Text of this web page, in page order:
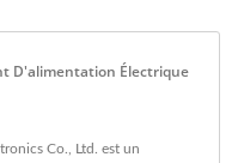
D'alimentation Électrique
Co., Ltd. est un